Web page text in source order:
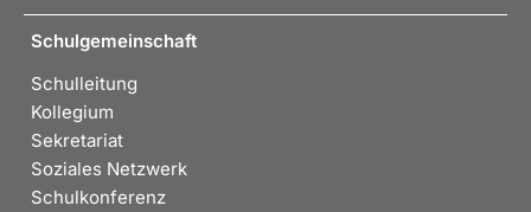
Schulgemeinschaft
Schulleitung
Kollegium
Sekretariat
Soziales Netzwerk
Schulkonferenz